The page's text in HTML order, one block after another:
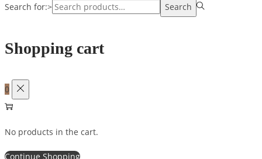
Search for:>
Search
Shopping cart
0
No products in the cart.
Continue Shopping